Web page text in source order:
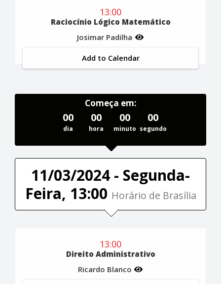
13:00
Raciocínio Lógico Matemático
Josimar Padilha
Add to Calendar
Começa em:
00
dia
00
hora
00
minuto
00
segundo
11/03/2024 - Segunda-
Feira, 13:00 Horário de Brasília
13:00
Direito Administrativo
Ricardo Blanco